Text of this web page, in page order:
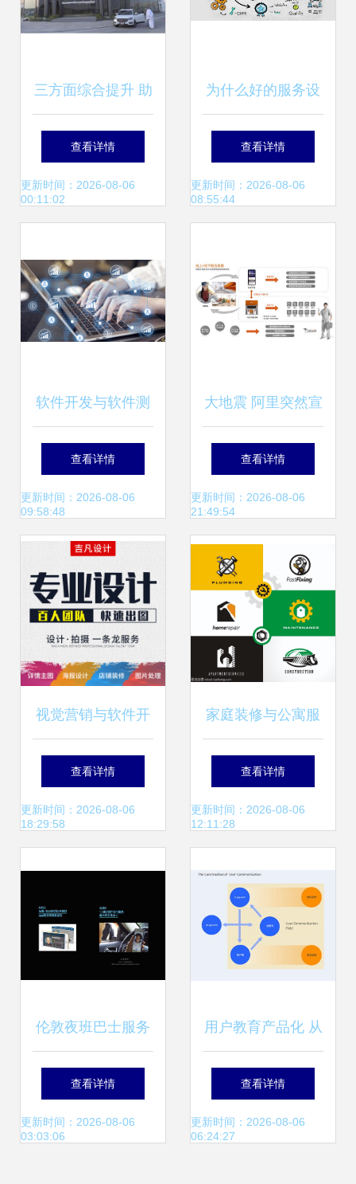
三方面综合提升 助
力宝沃销量逆势上
涨
查看详情
更新时间：2026-08-06
00:11:02
为什么好的服务设
计不能保证顾客忠
诚度？
查看详情
更新时间：2026-08-06
08:55:44
软件开发与软件测
试的区别 从代码构
建到质量保证的全
面解析
查看详情
更新时间：2026-08-06
09:58:48
大地震 阿里突然宣
布震撼业界，腾
讯、谷歌措手不及
查看详情
更新时间：2026-08-06
21:49:54
视觉营销与软件开
发 从客户连接到价
值传递的艺术
查看详情
更新时间：2026-08-06
18:29:58
家庭装修与公寓服
务Logo设计 水暖
器材安装维护的视
查看详情
更新时间：2026-08-06
12:11:28
伦敦夜班巴士服务
A全时段智慧出行
产品设计提案
查看详情
更新时间：2026-08-06
03:03:06
用户教育产品化 从
策略到实践的微型
服务设计指南
查看详情
更新时间：2026-08-06
06:24:27